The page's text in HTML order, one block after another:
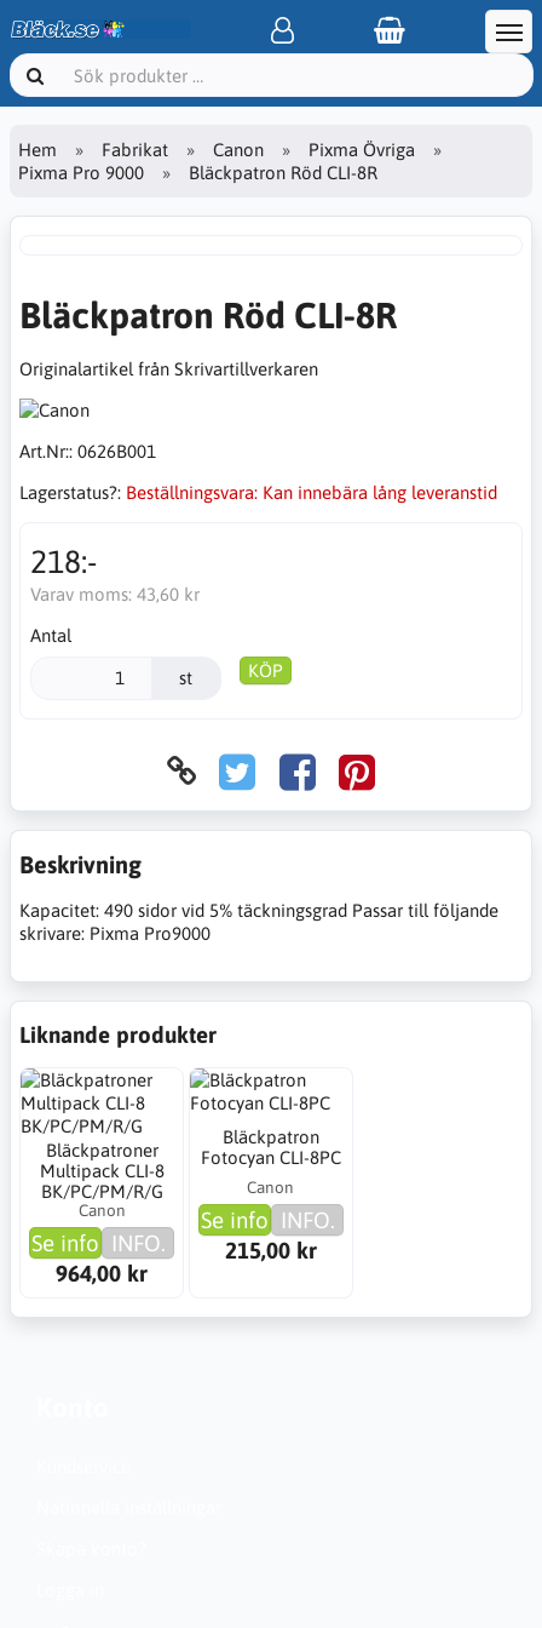
Hem Fabrikat Canon
Pixma Övriga
Pixma Pro 9000
Bläckpatron Röd CLI-8R
Bläckpatron Röd CLI-8R
Originalartikel från Skrivartillverkaren
Art.Nr:: 0626B001
Lagerstatus?: Beställningsvara: Kan innebära lång leveranstid
218:-
Varav moms: 43,60 kr
Antal
st KÖP
Beskrivning
Kapacitet: 490 sidor vid 5% täckningsgrad Passar till följande
skrivare: Pixma Pro9000
Liknande produkter
Bläckpatroner
Multipack CLI-8
BK/PC/PM/R/G
Canon
Se info INFO.
964,00 kr
Bläckpatron
Fotocyan CLI-8PC
Canon
Se info INFO.
215,00 kr